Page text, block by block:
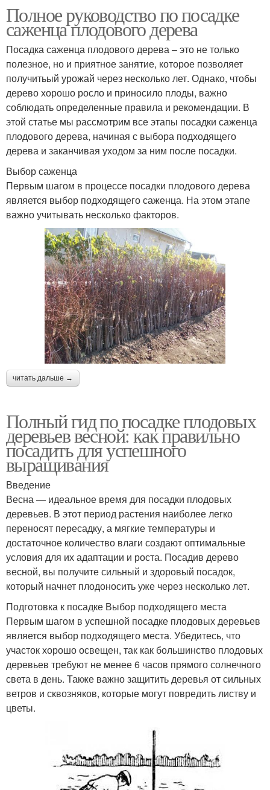
Полное руководство по посадке
саженца плодового дерева
Посадка саженца плодового дерева – это не только
полезное, но и приятное занятие, которое позволяет
получитьый урожай через несколько лет. Однако, чтобы
дерево хорошо росло и приносило плоды, важно
соблюдать определенные правила и рекомендации. В
этой статье мы рассмотрим все этапы посадки саженца
плодового дерева, начиная с выбора подходящего
дерева и заканчивая уходом за ним после посадки.
Выбор саженца
Первым шагом в процессе посадки плодового дерева
является выбор подходящего саженца. На этом этапе
важно учитывать несколько факторов.
читать дальше →
Полный гид по посадке плодовых
деревьев весной: как правильно
посадить для успешного
выращивания
Введение
Весна — идеальное время для посадки плодовых
деревьев. В этот период растения наиболее легко
переносят пересадку, а мягкие температуры и
достаточное количество влаги создают оптимальные
условия для их адаптации и роста. Посадив дерево
весной, вы получите сильный и здоровый посадок,
который начнет плодоносить уже через несколько лет.
Подготовка к посадке Выбор подходящего места
Первым шагом в успешной посадке плодовых деревьев
является выбор подходящего места. Убедитесь, что
участок хорошо освещен, так как большинство плодовых
деревьев требуют не менее 6 часов прямого солнечного
света в день. Также важно защитить деревья от сильных
ветров и сквозняков, которые могут повредить листву и
цветы.